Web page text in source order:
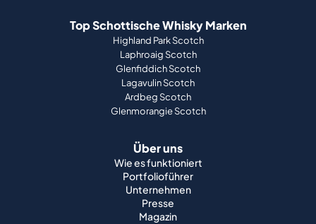
Top Schottische Whisky Marken
Highland Park Scotch
Laphroaig Scotch
Glenfiddich Scotch
Lagavulin Scotch
Ardbeg Scotch
Glenmorangie Scotch
Über uns
Wie es funktioniert
Portfolioführer
Unternehmen
Presse
Magazin